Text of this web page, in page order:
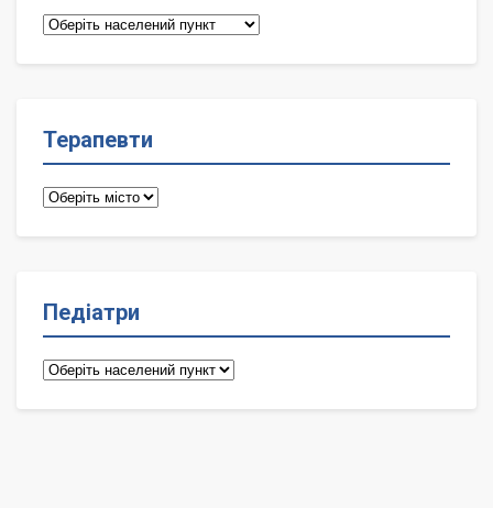
Сімейні
Терапевти
Терапевти
Педіатри
Педіатри